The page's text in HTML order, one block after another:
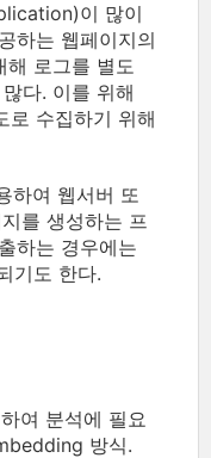
이 많이
하는 웹페이지의
해 로그를 별도
다. 이를 위해
로 수집하기 위해
하여 웹서버 또
를 생성하는 프
하는 경우에는
기도 한다.
여 분석에 필요
방식.